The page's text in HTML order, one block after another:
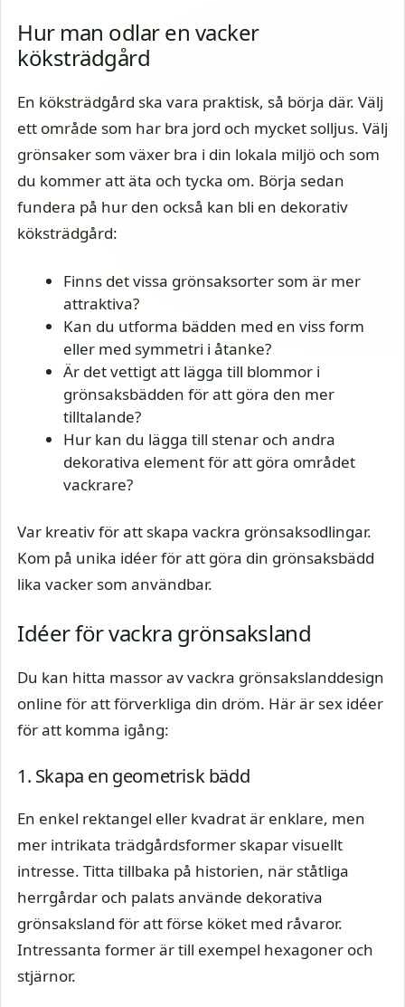
Hur man odlar en vacker
köksträdgård
En köksträdgård ska vara praktisk, så börja där. Välj
ett område som har bra jord och mycket solljus. Välj
grönsaker som växer bra i din lokala miljö och som
du kommer att äta och tycka om. Börja sedan
fundera på hur den också kan bli en dekorativ
köksträdgård:
Finns det vissa grönsaksorter som är mer
attraktiva?
Kan du utforma bädden med en viss form
eller med symmetri i åtanke?
Är det vettigt att lägga till blommor i
grönsaksbädden för att göra den mer
tilltalande?
Hur kan du lägga till stenar och andra
dekorativa element för att göra området
vackrare?
Var kreativ för att skapa vackra grönsaksodlingar.
Kom på unika idéer för att göra din grönsaksbädd
lika vacker som användbar.
Idéer för vackra grönsaksland
Du kan hitta massor av vackra grönsakslanddesign
online för att förverkliga din dröm. Här är sex idéer
för att komma igång:
1. Skapa en geometrisk bädd
En enkel rektangel eller kvadrat är enklare, men
mer intrikata trädgårdsformer skapar visuellt
intresse. Titta tillbaka på historien, när ståtliga
herrgårdar och palats använde dekorativa
grönsaksland för att förse köket med råvaror.
Intressanta former är till exempel hexagoner och
stjärnor.